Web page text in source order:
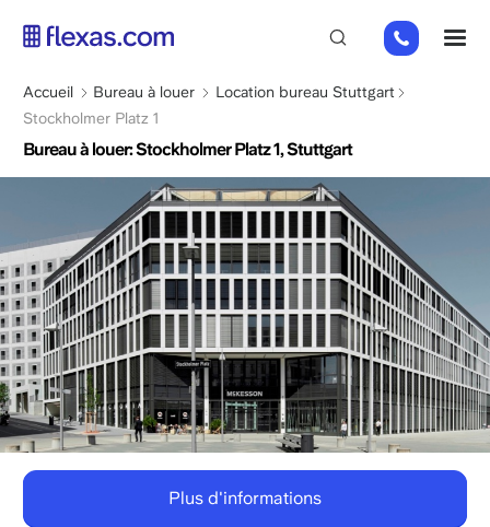
principal
+49
151
26184223
Fil
d'Ariane
Accueil Bureau à louer
Location bureau Stuttgart
Stockholmer Platz 1
Bureau à louer: Stockholmer Platz 1, Stuttgart
Plus d'informations